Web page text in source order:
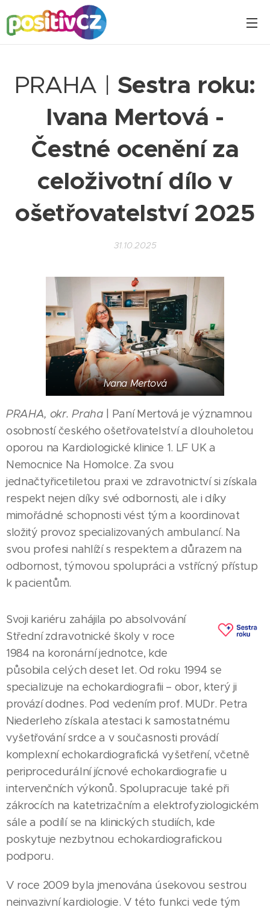
PRAHA | Sestra roku:
Ivana Mertová -
Čestné ocenění za
celoživotní dílo v
ošetřovatelství 2025
31.10.2025
Ivana Mertová
PRAHA, okr. Praha | Paní Mertová je významnou
osobností českého ošetřovatelství a dlouholetou
oporou na Kardiologické klinice 1. LF UK a
Nemocnice Na Homolce. Za svou
jednačtyřicetiletou praxi ve zdravotnictví si získala
respekt nejen díky své odbornosti, ale i díky
mimořádné schopnosti vést tým a koordinovat
složitý provoz specializovaných ambulancí. Na
svou profesi nahlíží s respektem a důrazem na
odbornost, týmovou spolupráci a vstřícný přístup
k pacientům.
Svoji kariéru zahájila po absolvování
Střední zdravotnické školy v roce
1984 na koronární jednotce, kde
působila celých deset let. Od roku 1994 se
specializuje na echokardiografii – obor, který ji
provází dodnes. Pod vedením prof. MUDr. Petra
Niederleho získala atestaci k samostatnému
vyšetřování srdce a v současnosti provádí
komplexní echokardiografická vyšetření, včetně
periprocedurální jícnové echokardiografie u
intervenčních výkonů. Spolupracuje také při
zákrocích na katetrizačním a elektrofyziologickém
sále a podílí se na klinických studiích, kde
poskytuje nezbytnou echokardiografickou
podporu.
V roce 2009 byla jmenována úsekovou sestrou
neinvazivní kardiologie. V této funkci vede tým